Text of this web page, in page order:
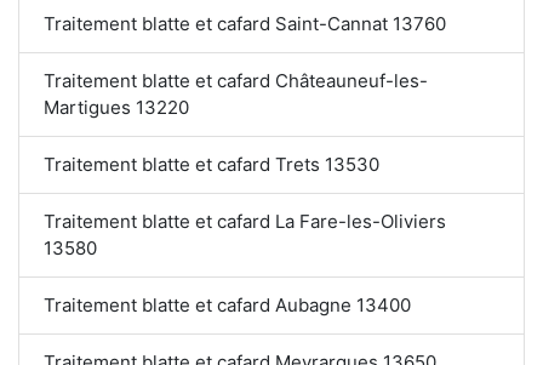
Traitement blatte et cafard Saint-Cannat 13760
Traitement blatte et cafard Châteauneuf-les-
Martigues 13220
Traitement blatte et cafard Trets 13530
Traitement blatte et cafard La Fare-les-Oliviers
13580
Traitement blatte et cafard Aubagne 13400